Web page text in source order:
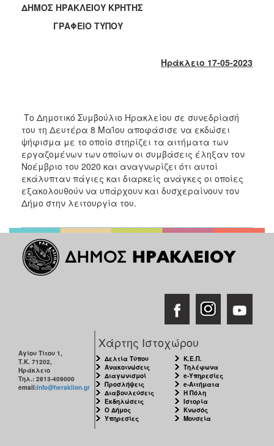
2019
2018
2012
2011
2010
2006
ΤΟΠΟΣ
ΔΗΜΟΣ ΗΡΑΚΛΕΙΟΥ ΚΡΗΤΗΣ
ΓΡΑΦΕΙΟ ΤΥΠΟΥ
Ηράκλειο 17-05-2023
Το Δημοτικό Συμβούλιο Ηρακλείου σε συνεδρίασή
του τη Δευτέρα 8 Μαΐου αποφάσισε να εκδώσει
ψήφισμα με το οποίο στηρίζει τα αιτήματα των
εργαζομένων των οποίων οι συμβάσεις έληξαν τον
Νοέμβριο του 2020 και αναγνωρίζει ότι αυτοί
εκάλυπταν πάγιες και διαρκείς ανάγκες οι οποίες
εξακολουθούν να υπάρχουν και δυσχεραίνουν τον
Δήμο στην λειτουργία του.
Αγίου Τίτου 1,
Τ.Κ. 71202,
Ηράκλειο
Τηλ.: 2813-409000
email:info@heraklion.gr
Χάρτης Ιστοχώρου
Δελτία Τύπου
Ανακοινώσεις
Διαγωνισμοί
Προσλήψεις
Διαβουλεύσεις
Εκδηλώσεις
Ο Δήμος
Υπηρεσίες
Κ.Ε.Π.
Τηλέφωνα
e-Υπηρεσίες
e-Αιτήματα
Η Πόλη
Ιστορία
Κνωσός
Μουσεία